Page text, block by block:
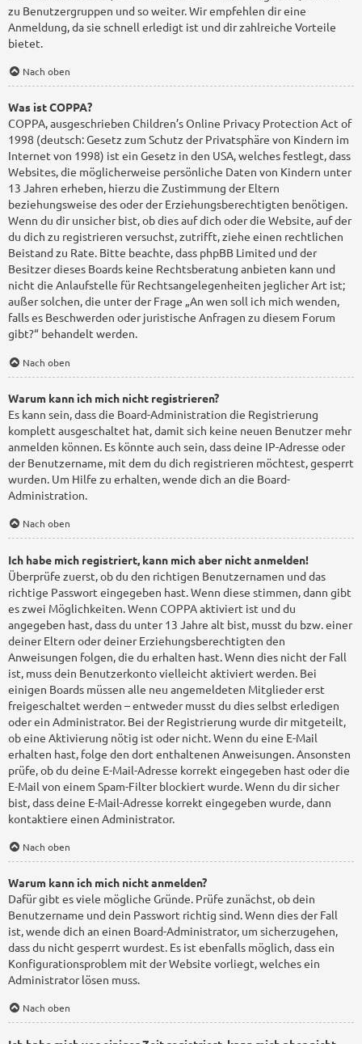
zu Benutzergruppen und so weiter. Wir empfehlen dir eine
Anmeldung, da sie schnell erledigt ist und dir zahlreiche Vorteile
bietet.
Nach oben
Was ist COPPA?
COPPA, ausgeschrieben Children’s Online Privacy Protection Act of
1998 (deutsch: Gesetz zum Schutz der Privatsphäre von Kindern im
Internet von 1998) ist ein Gesetz in den USA, welches festlegt, dass
Websites, die möglicherweise persönliche Daten von Kindern unter
13 Jahren erheben, hierzu die Zustimmung der Eltern
beziehungsweise des oder der Erziehungsberechtigten benötigen.
Wenn du dir unsicher bist, ob dies auf dich oder die Website, auf der
du dich zu registrieren versuchst, zutrifft, ziehe einen rechtlichen
Beistand zu Rate. Bitte beachte, dass phpBB Limited und der
Besitzer dieses Boards keine Rechtsberatung anbieten kann und
nicht die Anlaufstelle für Rechtsangelegenheiten jeglicher Art ist;
außer solchen, die unter der Frage „An wen soll ich mich wenden,
falls es Beschwerden oder juristische Anfragen zu diesem Forum
gibt?“ behandelt werden.
Nach oben
Warum kann ich mich nicht registrieren?
Es kann sein, dass die Board-Administration die Registrierung
komplett ausgeschaltet hat, damit sich keine neuen Benutzer mehr
anmelden können. Es könnte auch sein, dass deine IP-Adresse oder
der Benutzername, mit dem du dich registrieren möchtest, gesperrt
wurden. Um Hilfe zu erhalten, wende dich an die Board-
Administration.
Nach oben
Ich habe mich registriert, kann mich aber nicht anmelden!
Überprüfe zuerst, ob du den richtigen Benutzernamen und das
richtige Passwort eingegeben hast. Wenn diese stimmen, dann gibt
es zwei Möglichkeiten. Wenn COPPAaktiviert ist und du
angegeben hast, dass du unter 13 Jahre alt bist, musst du bzw. einer
deiner Eltern oder deiner Erziehungsberechtigten den
Anweisungen folgen, die du erhalten hast. Wenn dies nicht der Fall
ist, muss dein Benutzerkonto vielleicht aktiviert werden. Bei
einigen Boards müssen alle neu angemeldeten Mitglieder erst
freigeschaltet werden – entweder musst du dies selbst erledigen
oder ein Administrator. Bei der Registrierung wurde dir mitgeteilt,
ob eine Aktivierung nötig ist oder nicht. Wenn du eine E-Mail
erhalten hast, folge den dort enthaltenen Anweisungen. Ansonsten
prüfe, ob du deine E-Mail-Adresse korrekt eingegeben hast oder die
E-Mail von einem Spam-Filter blockiert wurde. Wenn du dir sicher
bist, dass deine E-Mail-Adresse korrekt eingegeben wurde, dann
kontaktiere einen Administrator.
Nach oben
Warum kann ich mich nicht anmelden?
Dafür gibt es viele mögliche Gründe. Prüfe zunächst, ob dein
Benutzername und dein Passwort richtig sind. Wenn dies der Fall
ist, wende dich an einen Board-Administrator, um sicherzugehen,
dass du nicht gesperrt wurdest. Es ist ebenfalls möglich, dass ein
Konfigurationsproblem mit der Website vorliegt, welches ein
Administrator lösen muss.
Nach oben